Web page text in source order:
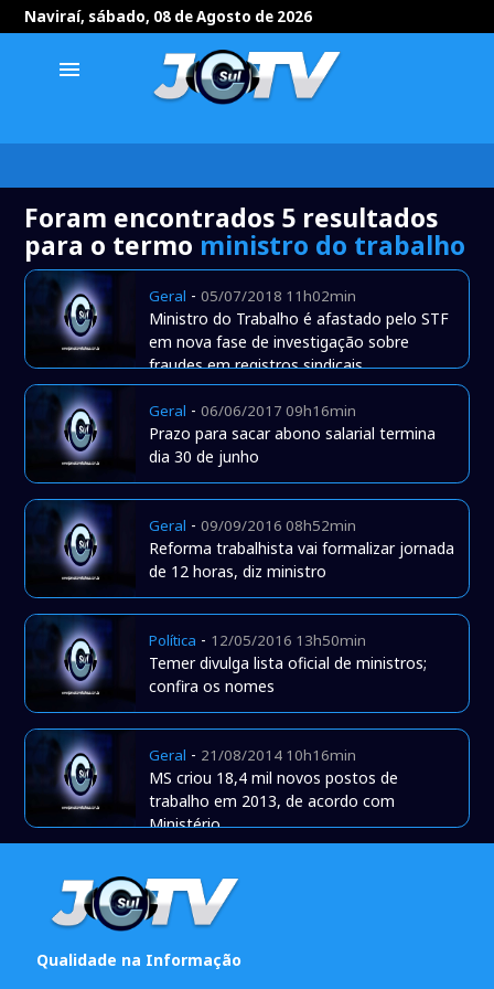
Naviraí, sábado, 08 de Agosto de 2026
menu
Foram encontrados 5 resultados
para o termo ministro do trabalho
Geral -05/07/2018 11h02min
Ministro do Trabalho é afastado pelo STF
em nova fase de investigação sobre
fraudes em registros sindicais
Geral -06/06/2017 09h16min
Prazo para sacar abono salarial termina
dia 30 de junho
Geral -09/09/2016 08h52min
Reforma trabalhista vai formalizar jornada
de 12 horas, diz ministro
Política - 12/05/2016 13h50min
Temer divulga lista oficial de ministros;
confira os nomes
Geral - 21/08/2014 10h16min
MS criou 18,4 mil novos postos de
trabalho em 2013, de acordo com
Ministério
Qualidade na Informação